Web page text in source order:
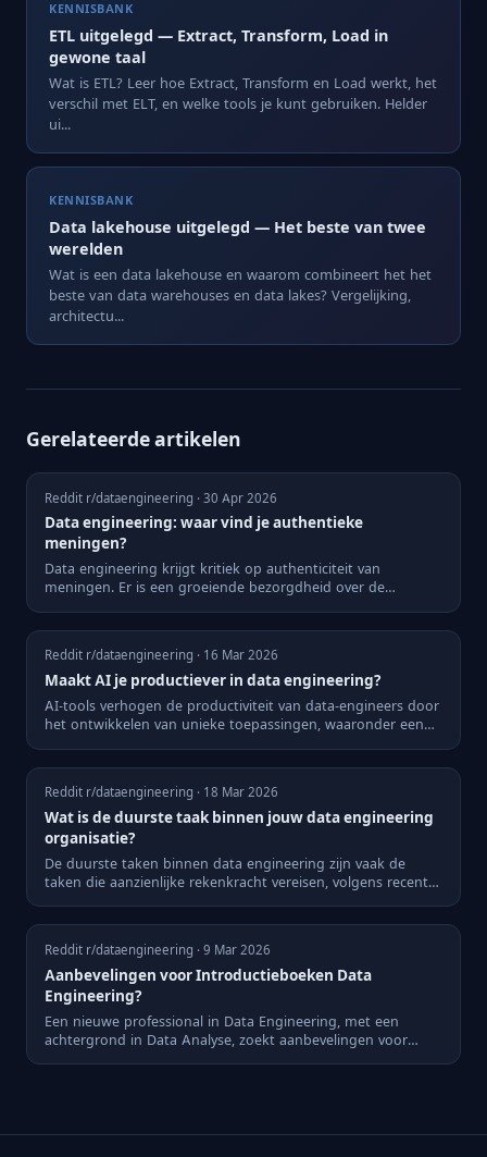
KENNISBANK
ETL uitgelegd — Extract, Transform, Load in
gewone taal
Wat is ETL? Leer hoe Extract, Transform en Load werkt, het
verschil met ELT, en welke tools je kunt gebruiken. Helder
ui...
KENNISBANK
Data lakehouse uitgelegd — Het beste van twee
werelden
Wat is een data lakehouse en waarom combineert het het
beste van data warehouses en data lakes? Vergelijking,
architectu...
Gerelateerde artikelen
Reddit r/dataengineering · 30 Apr 2026
Data engineering: waar vind je authentieke
meningen?
Data engineering krijgt kritiek op authenticiteit van
meningen. Er is een groeiende bezorgdheid over de
Reddit r/dataengineering · 16 Mar 2026
Maakt AI je productiever in data engineering?
AI-tools verhogen de productiviteit van data-engineers door
het ontwikkelen van unieke toepassingen, waaronder een
Reddit r/dataengineering · 18 Mar 2026
Wat is de duurste taak binnen jouw data engineering
organisatie?
De duurste taken binnen data engineering zijn vaak de
taken die aanzienlijke rekenkracht vereisen, volgens recente
Reddit r/dataengineering · 9 Mar 2026
Aanbevelingen voor Introductieboeken Data
Engineering?
Een nieuwe professional in Data Engineering, met een
achtergrond in Data Analyse, zoekt aanbevelingen voor